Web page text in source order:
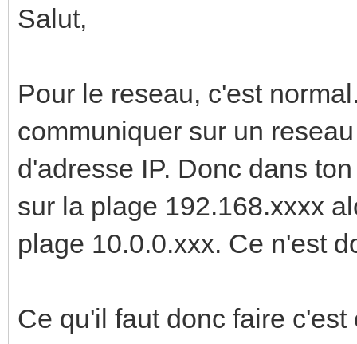
Salut,
Pour le reseau, c'est
communiquer sur un
d'adresse IP. Donc dans
sur la plage 192.168.xxxx
plage 10.0.0.xxx. Ce n'est
Ce qu'il faut donc faire